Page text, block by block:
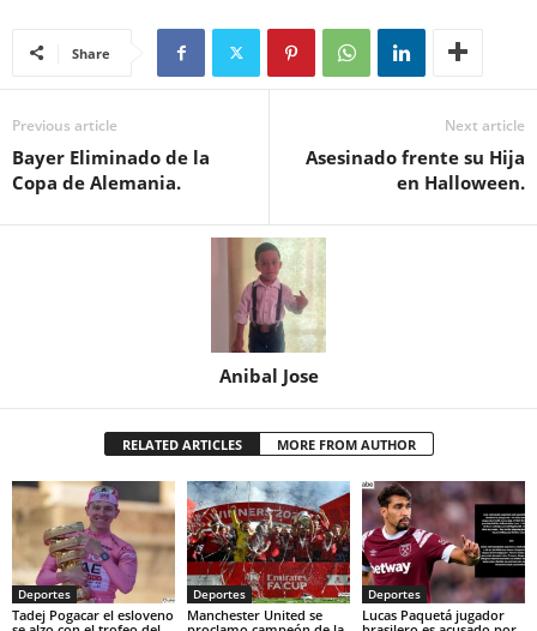
Share
Previous article
Bayer Eliminado de la
Copa de Alemania.
Next article
Asesinado frente su Hija
en Halloween.
Anibal Jose
RELATED ARTICLES MORE FROM AUTHOR
Deportes
Tadej Pogacar el esloveno
Deportes
Manchester United se
Deportes
Lucas Paquetá jugador